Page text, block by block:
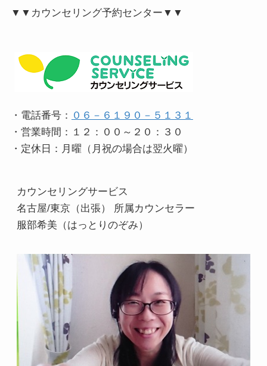
▼▼カウンセリング予約センター▼▼
・電話番号： ０６－６１９０－５１３１
・営業時間：１２：００～２０：３０
・定休日：月曜（月祝の場合は翌火曜）
カウンセリングサービス
名古屋/東京（出張） 所属カウンセラー
服部希美（はっとりのぞみ）